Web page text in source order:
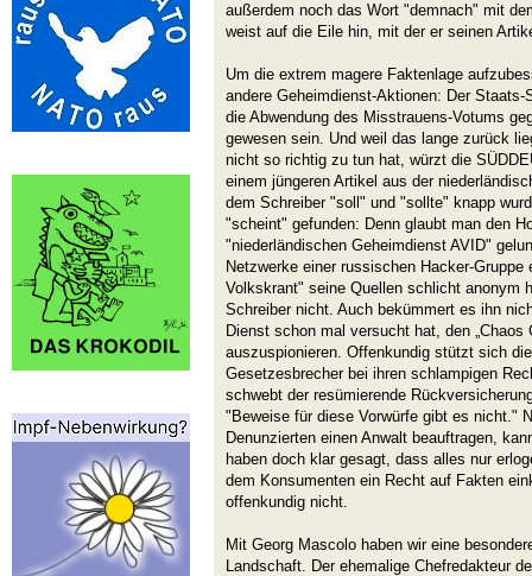
außerdem noch das Wort "demnach" mit
weist auf die Eile hin, mit der er seinen
Um die extrem magere Faktenlage
andere Geheimdienst-Aktionen: Der
die Abwendung des Misstrauens-Votums
gewesen sein. Und weil das lange zurück
nicht so richtig zu tun hat, würzt die
einem jüngeren Artikel aus der
dem Schreiber "soll" und "sollte" knapp
"scheint" gefunden: Denn glaubt man den
"niederländischen Geheimdienst AVID"
Netzwerke einer russischen Hacker-
Volkskrant" seine Quellen schlicht anonym
Schreiber nicht. Auch bekümmert es ihn
Dienst schon mal versucht hat, den „Chaos
auszuspionieren. Offenkundig stützt sich
Gesetzesbrecher bei ihren schlampigen
schwebt der resümierende
"Beweise für diese Vorwürfe gibt es nicht."
Denunzierten einen Anwalt beauftragen,
haben doch klar gesagt, dass alles nur
dem Konsumenten ein Recht auf Fakten
offenkundig nicht.
Mit Georg Mascolo haben wir eine
Landschaft. Der ehemalige Chefredakteur